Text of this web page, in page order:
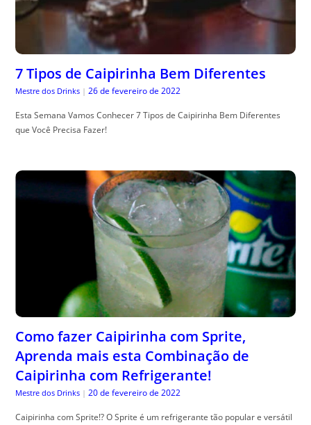
7 Tipos de Caipirinha Bem Diferentes
Mestre dos Drinks | 26 de fevereiro de 2022
Esta Semana Vamos Conhecer 7 Tipos de Caipirinha Bem Diferentes
que Você Precisa Fazer!
Como fazer Caipirinha com Sprite,
Aprenda mais esta Combinação de
Caipirinha com Refrigerante!
Mestre dos Drinks | 20 de fevereiro de 2022
Caipirinha com Sprite!? O Sprite é um refrigerante tão popular e versátil